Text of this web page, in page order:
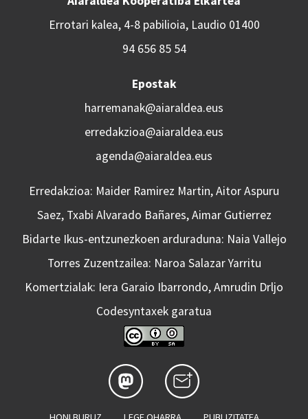
Errotari kalea, 4-8 pabilioia, Laudio 01400
94 656 85 54
Epostak
harremanak@aiaraldea.eus
erredakzioa@aiaraldea.eus
agenda@aiaraldea.eus
Erredakzioa: Maider Ramirez Martin, Aitor Aspuru
Saez, Txabi Alvarado Bañares, Aimar Gutierrez
Bidarte Ikus-entzunezkoen arduraduna: Naia Vallejo
Torres Zuzentzailea: Naroa Salazar Yarritu
Komertzialak: Iera Garaio Ibarrondo, Amrudin Drljo
Codesyntaxek garatua